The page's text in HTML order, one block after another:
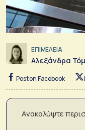
ΕΠΙΜΕΛΕΙΑ
Αλεξάνδρα
Post on Facebook
Ανακαλύψτε